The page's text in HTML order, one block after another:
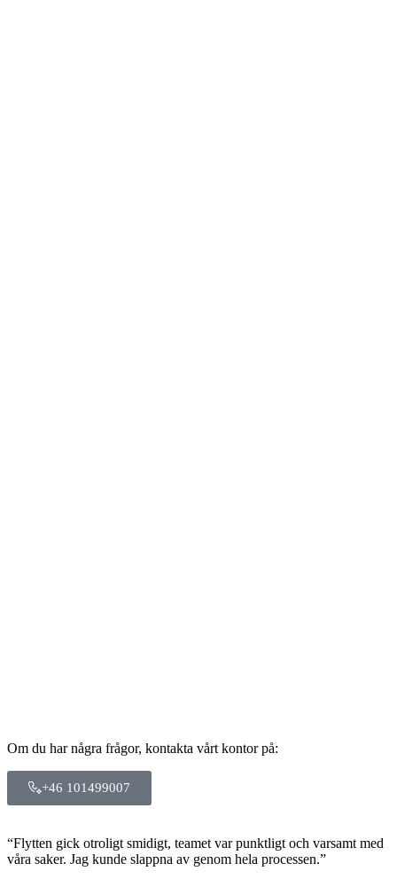
Om du har några frågor, kontakta vårt kontor på:
+46 101499007
“Flytten gick otroligt smidigt, teamet var punktligt och varsamt med
våra saker. Jag kunde slappna av genom hela processen.”